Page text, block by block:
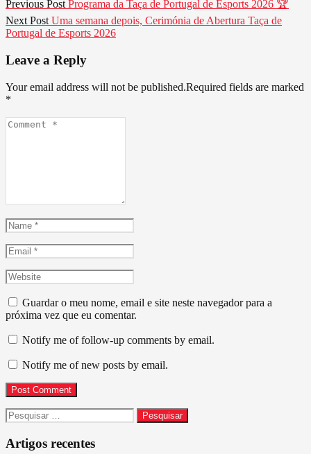
Navegação
de
artigos
Previous Post
post:
Programa da Taça de Portugal de Esports 2026 🏆️
Next Post Next
post:
Uma semana depois, Cerimónia de Abertura Taça de
Portugal de Esports 2026
Leave a Reply
Your email address will not be published.Required fields are marked
*
Comment
Name
*
Email
*
Website
Guardar o meu nome, email e site neste navegador para a
próxima vez que eu comentar.
Notify me of follow-up comments by email.
Notify me of new posts by email.
Pesquisar
por:
Artigos recentes